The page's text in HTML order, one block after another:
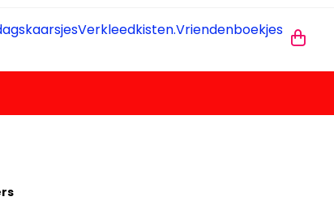
Verkleedkisten.Vriendenboekjes